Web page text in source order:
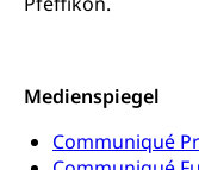
Medienspiegel
Communiqué
Adoption
Adoptivkind,